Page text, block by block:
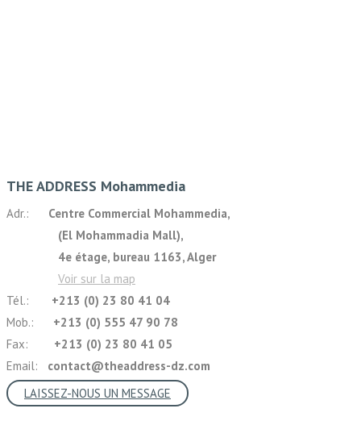
THE ADDRESS Mohammedia
Adr.: Centre Commercial Mohammedia,
(El Mohammadia Mall),
4e étage, bureau 1163, Alger
Voir sur la map
Tél.:
+213 (0) 23 80 41 04
Mob.: +213 (0) 555 47 90 78
Fax: +213 (0) 23 80 41 05
Email: contact@theaddress-dz.com
LAISSEZ-NOUS UN MESSAGE